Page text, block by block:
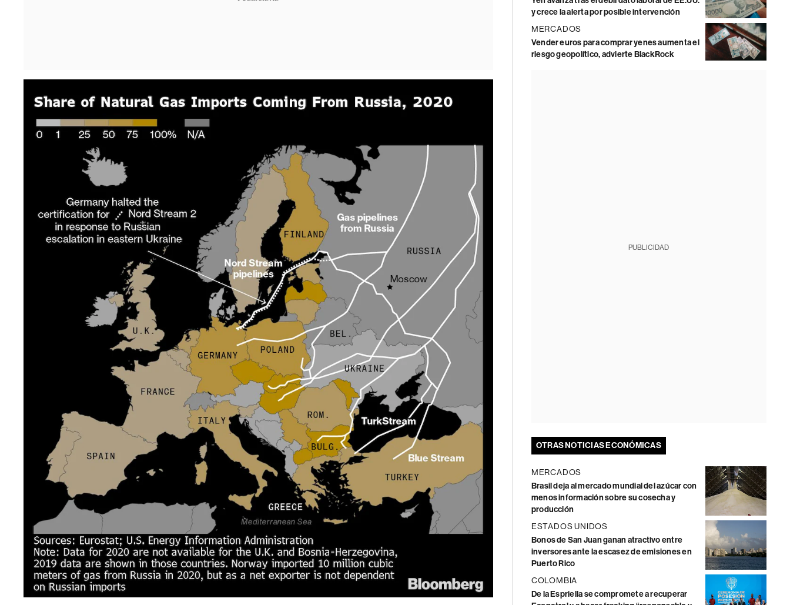
y crece la alerta por posible intervención
MERCADOS
Vender euros para comprar yenes aumenta el
riesgo geopolítico, advierte BlackRock
PUBLICIDAD
OTRAS NOTICIAS ECONÓMICAS
MERCADOS
Brasil deja al mercado mundial del azúcar con
menos información sobre su cosecha y
producción
ESTADOS UNIDOS
Bonos de San Juan ganan atractivo entre
inversores ante la escasez de emisiones en
Puerto Rico
COLOMBIA
De la Espriella se compromete a recuperar